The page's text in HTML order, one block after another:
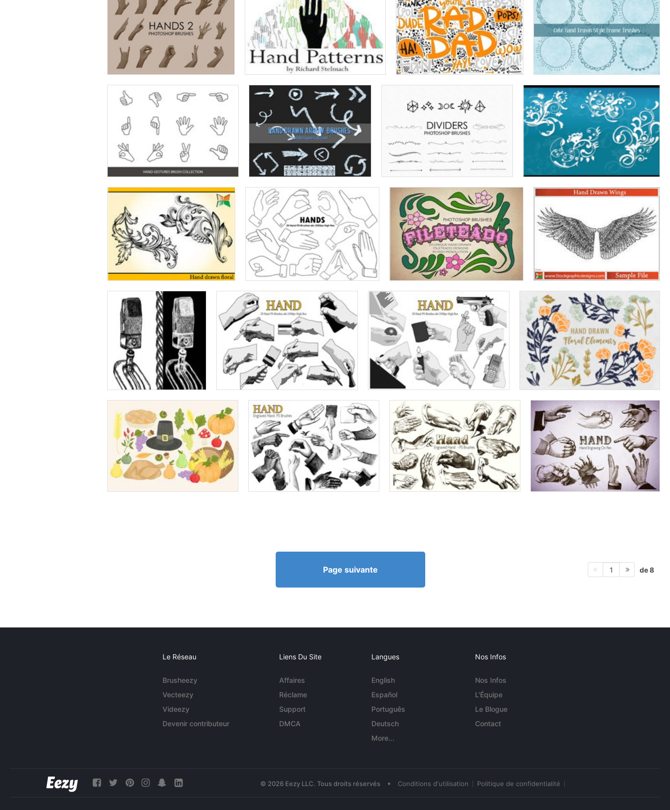
Page suivante 1 de 8
Le Réseau
Brusheezy
Vecteezy
Videezy
Devenir contributeur
Liens Du Site
Affaires
Réclame
Support
DMCA
Langues
English
Español
Português
Deutsch
More...
Nos Infos
Nos Infos
L'Équipe
Le Blogue
Contact
© 2026 Eezy LLC. Tous droits réservés • Conditions d'utilisation Politique de confidentialité